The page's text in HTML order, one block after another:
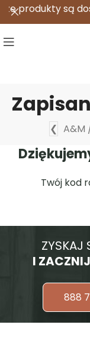
❮ A&M
Twój kod
ZYSKAJ
I
888
są